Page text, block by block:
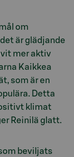
om
är glädjande
mer aktiv
Kaikkea
som är en
Detta
klimat
Reinilä glatt.
beviljats